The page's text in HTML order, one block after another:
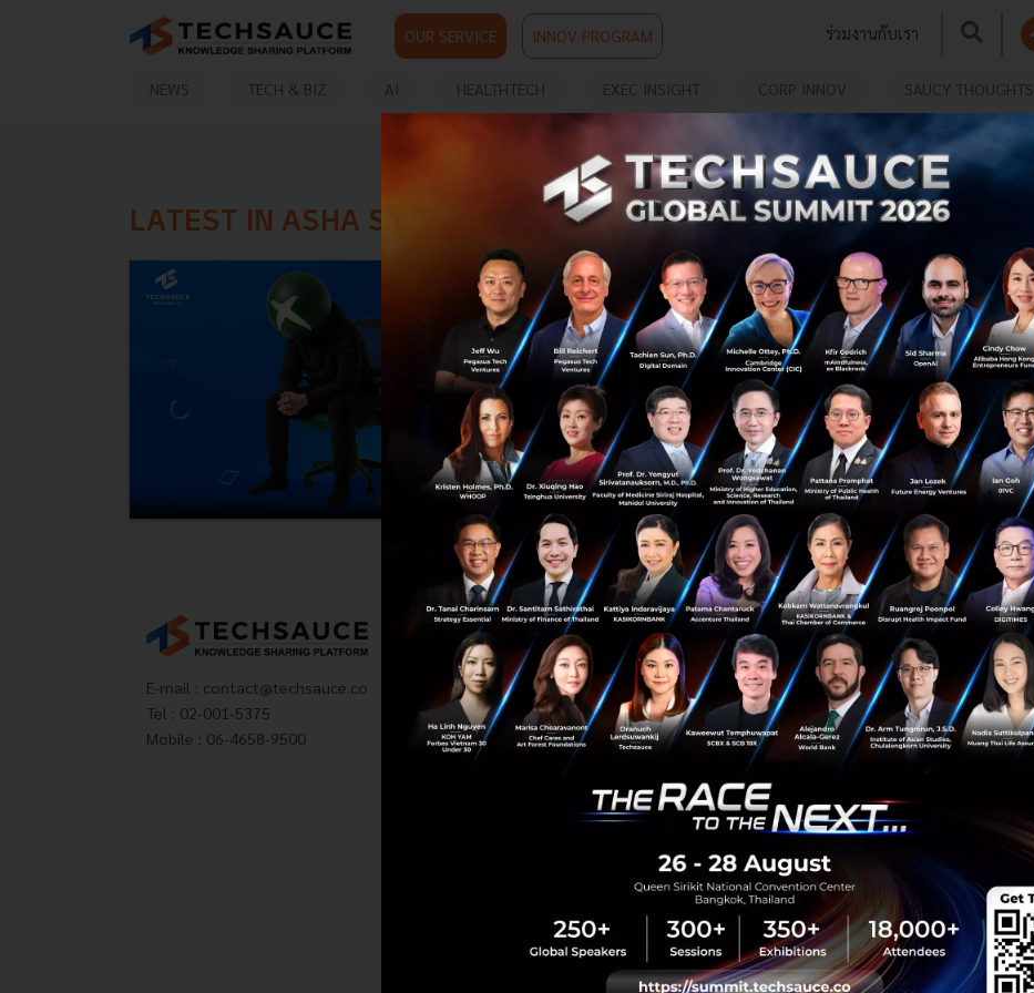
OUR SERVICE INNOV PROGRAM ร่วมงานกับเรา
NEWS TECH & BIZ AI HEALTHTECH EXEC INSIGHT CORP INNOV SAUCY THOUGHTS
LATEST IN ASHA SHARMA
การเดินทาง 25 ปีของ XBOX ธุรกิจที่เคยเกิดมาเพื่อ
สกัด PlayStation เพราะความกลัว
ซีอีโอใหม่ Xbox ยอมรับธุรกิจไม่แข็งแรง ขาดทุน 64 เซนต์ต่อ
ทุกดอลลาร์ที่ลงทุน เดินหน้า Reset ครั้งใหญ่ที่สุดใน
ประวัติศาสตร์ หั่นชั้นบริหารจาก 14 เหลือ 5 พร้อมย้อนดูจุด
กำเนิด Xbox เคร...
กรกฎาคม 7, 2026| ByTechsauce Team
0
Based On Xbox Microsoft Game Pass Asha Sharma
E-mail : contact@techsauce.co
Tel : 02-001-5375
Mobile : 06-4658-9500
Techsauce Media
About Techsauce
Techsauce Services
Privacy Policy
ส่งบทความ
Techsauce Global Summit
Trending Tags
Corporate Innovation
Digital Transformation
E-Commerce
Startup
Technology